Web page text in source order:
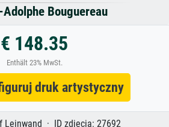
Bouguereau
€ 148.35
Enthält 23% MwSt.
druk artystyczny
Leinwand · ID zdjęcia: 27692